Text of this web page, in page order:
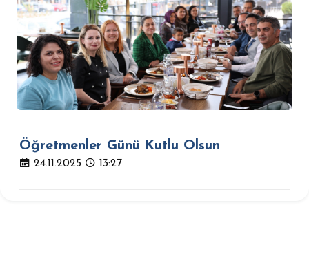
Öğretmenler Günü Kutlu Olsun
24.11.2025 13:27